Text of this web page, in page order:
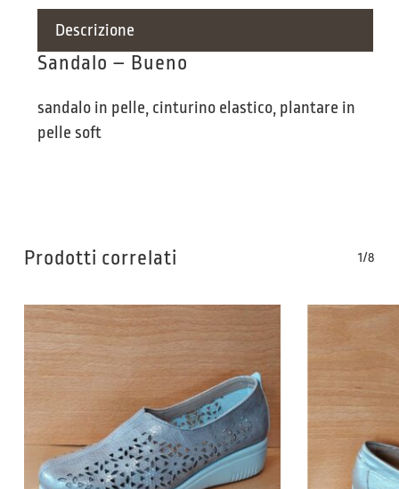
Descrizione
Sandalo – Bueno
sandalo in pelle, cinturino elastico, plantare in
pelle soft
Prodotti correlati 1/8